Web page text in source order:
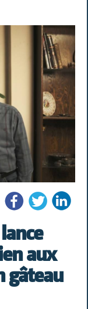
aux
gâteau